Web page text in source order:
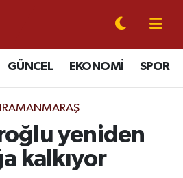
GÜNCEL EKONOMİ SPOR
yeniden
kalkıyor
Nöbetçi Eczaneler
Hava Durumu
Namaz Vakitleri
Trafik Yoğunluk Haritası